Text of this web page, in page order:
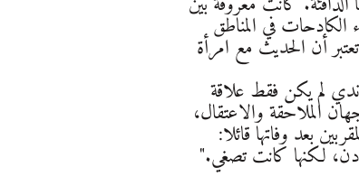
الكادحات في المناطق
أن الحديث مع امرأة
لم يكن فقط علاقة
الملاحقة والاعتقال،
بعد وفاتها قائلا:
لكنها كانت تصغي."